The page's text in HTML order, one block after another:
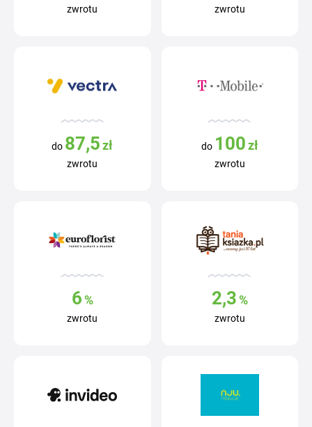
zwrotu zwrotu
do 87,5 zł
zwrotu
do 100zł
zwrotu
6%
zwrotu
2,3%
zwrotu